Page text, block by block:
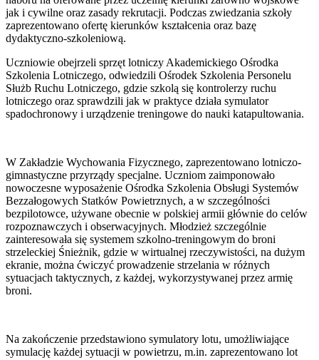
jak i cywilne oraz zasady rekrutacji. Podczas zwiedzania szkoły
zaprezentowano ofertę kierunków kształcenia oraz bazę
dydaktyczno-szkoleniową.
Uczniowie obejrzeli sprzęt lotniczy Akademickiego Ośrodka
Szkolenia Lotniczego, odwiedzili Ośrodek Szkolenia Personelu
Służb Ruchu Lotniczego, gdzie szkolą się kontrolerzy ruchu
lotniczego oraz sprawdzili jak w praktyce działa symulator
spadochronowy i urządzenie treningowe do nauki katapultowania.
W Zakładzie Wychowania Fizycznego, zaprezentowano lotniczo-
gimnastyczne przyrządy specjalne. Uczniom zaimponowało
nowoczesne wyposażenie Ośrodka Szkolenia Obsługi Systemów
Bezzałogowych Statków Powietrznych, a w szczególności
bezpilotowce, używane obecnie w polskiej armii głównie do celów
rozpoznawczych i obserwacyjnych. Młodzież szczególnie
zainteresowała się systemem szkolno-treningowym do broni
strzeleckiej Śnieżnik, gdzie w wirtualnej rzeczywistości, na dużym
ekranie, można ćwiczyć prowadzenie strzelania w różnych
sytuacjach taktycznych, z każdej, wykorzystywanej przez armię
broni.
Na zakończenie przedstawiono symulatory lotu, umożliwiające
symulację każdej sytuacji w powietrzu, m.in. zaprezentowano lot